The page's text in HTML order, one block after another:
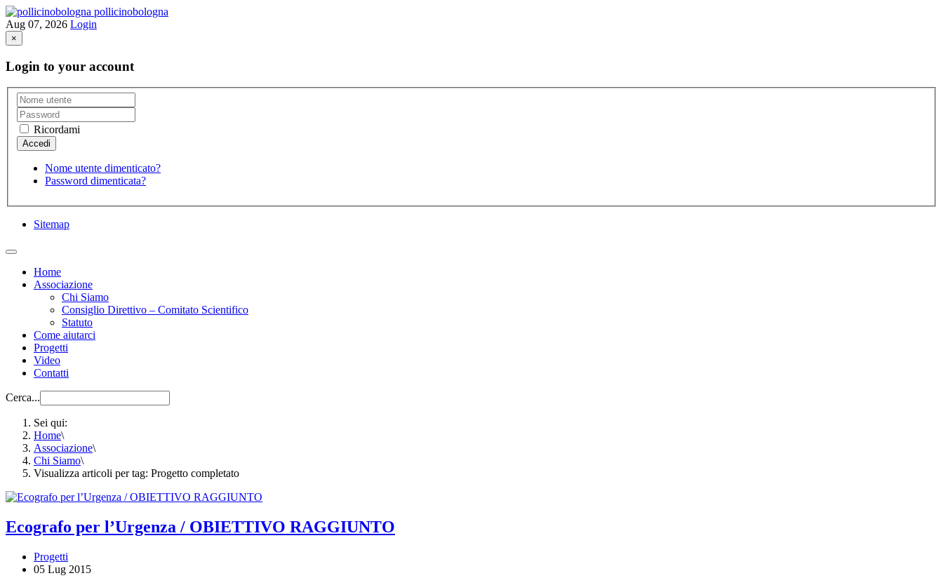
pollicinobologna
Aug 07, 2026 Login
×
Login to your account
Ricordami
Nome utente dimenticato?
Password dimenticata?
Sitemap
Home
Associazione
Chi Siamo
Consiglio Direttivo – Comitato Scientifico
Statuto
Come aiutarci
Progetti
Video
Contatti
Cerca...
Sei qui:
Home\
Associazione\
Chi Siamo\
Visualizza articoli per tag: Progetto completato
Ecografo per l’Urgenza / OBIETTIVO RAGGIUNTO
Progetti
05 Lug 2015